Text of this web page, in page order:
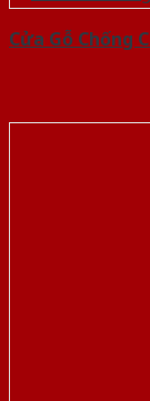
Cửa Gỗ Chống